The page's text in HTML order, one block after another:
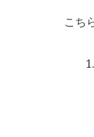
こち